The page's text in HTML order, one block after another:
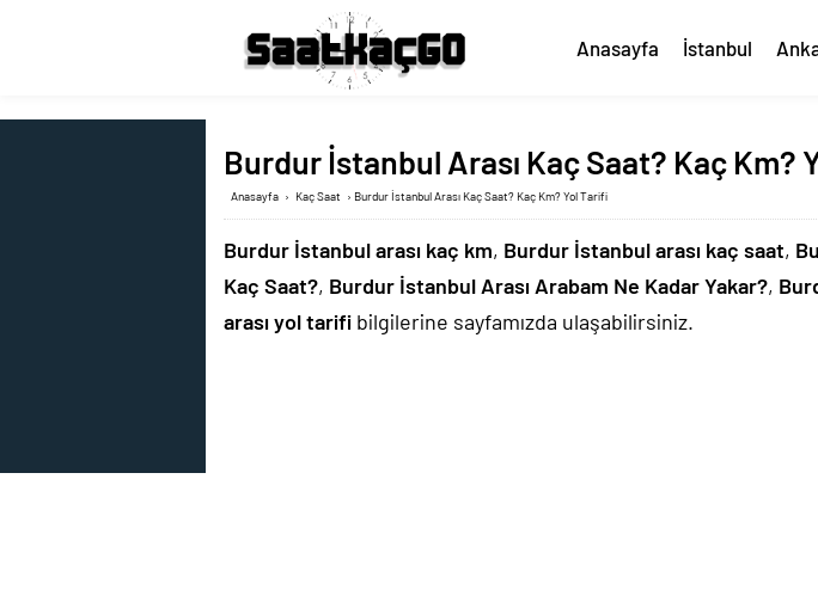
Anasayfa İstanbul
Burdur İstanbul Arası Kaç Saat? Kaç Km?
Anasayfa › Kaç Saat › Burdur İstanbul Arası Kaç Saat? Kaç Km? Yol Tarifi
Burdur İstanbul arası kaç km, Burdur İstanbul arası kaç saat,
Kaç Saat?, Burdur İstanbul Arası Arabam Ne Kadar Yakar?,
arası yol tarifi bilgilerine sayfamızda ulaşabilirsiniz.